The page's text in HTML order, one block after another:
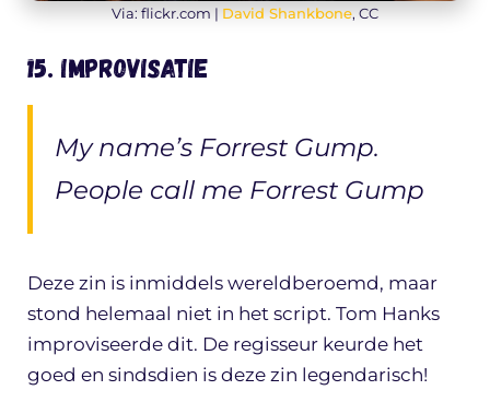
Via: flickr.com | David Shankbone, CC
15. Improvisatie
My name’s Forrest Gump.
People call me Forrest Gump
Deze zin is inmiddels wereldberoemd, maar
stond helemaal niet in het script. Tom Hanks
improviseerde dit. De regisseur keurde het
goed en sindsdien is deze zin legendarisch!